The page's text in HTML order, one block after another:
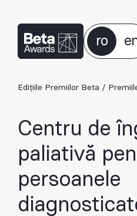
ro
Edițiile Premiilor Beta /
Centru de
paliativă
persoanele